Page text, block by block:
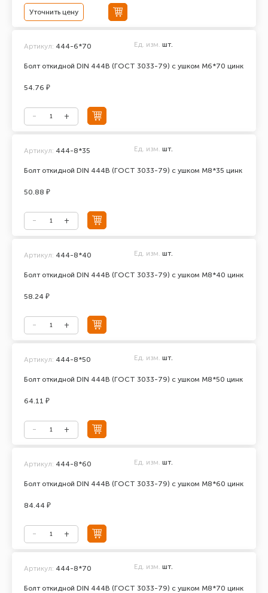
Уточнить цену
Болт откидной DIN 444В (ГОСТ 3033-79) с ушком М6*70 цинк
Артикул: 444-6*70 Ед. изм. шт.
54.76 ₽
Болт откидной DIN 444В (ГОСТ 3033-79) с ушком М8*35 цинк
Артикул: 444-8*35 Ед. изм. шт.
50.88 ₽
Болт откидной DIN 444В (ГОСТ 3033-79) с ушком М8*40 цинк
Артикул: 444-8*40 Ед. изм. шт.
58.24 ₽
Болт откидной DIN 444В (ГОСТ 3033-79) с ушком М8*50 цинк
Артикул: 444-8*50 Ед. изм. шт.
64.11 ₽
Болт откидной DIN 444В (ГОСТ 3033-79) с ушком М8*60 цинк
Артикул: 444-8*60 Ед. изм. шт.
84.44 ₽
Болт откидной DIN 444В (ГОСТ 3033-79) с ушком М8*70 цинк
Артикул: 444-8*70 Ед. изм. шт.